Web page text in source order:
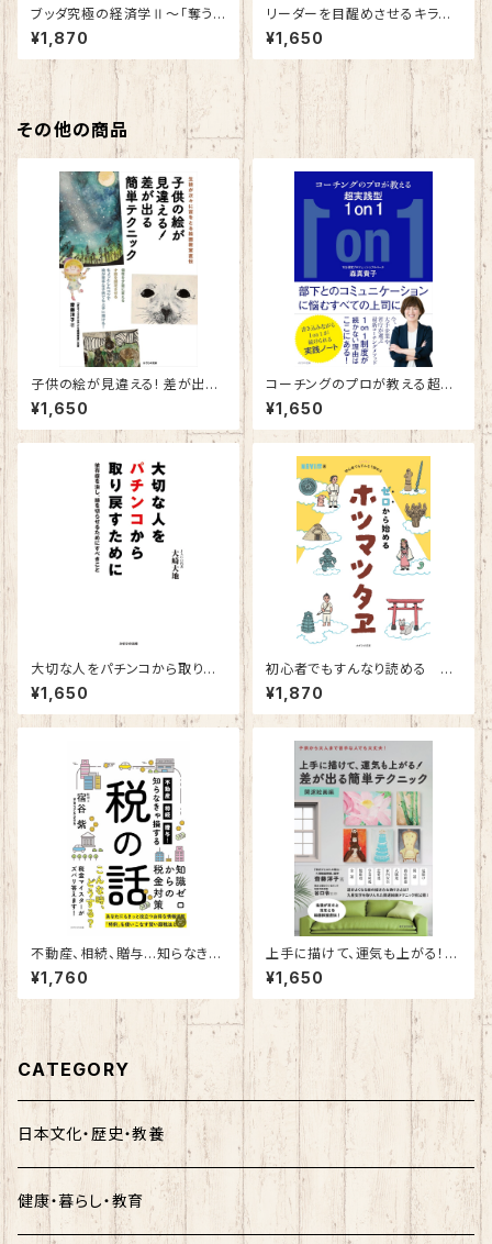
ブッダ究極の経済学Ⅱ～「奪う
経済」から「与える経済」へ～
¥1,870
リーダーを目醒めさせるキラー・
クエスチョン～女性トップコーチ
が斬り込む「39」の質問～
¥1,650
その他の商品
子供の絵が見違える! 差が出る
簡単テクニック
¥1,650
コーチングのプロが教える超実
践型1on1
¥1,650
大切な人をパチンコから取り戻
すために～依存症を治し、縁を
切らせるためにすべきこと～
¥1,650
初心者でもすんなり読める ゼ
ロから始めるホツマツタヱ
¥1,870
不動産、相続、贈与…知らなきゃ
損する税の話
¥1,760
上手に描けて、運気も上がる！
差が出る簡単テクニック 開運絵
画編
¥1,650
CATEGORY
日本文化・歴史・教養
健康・暮らし・教育